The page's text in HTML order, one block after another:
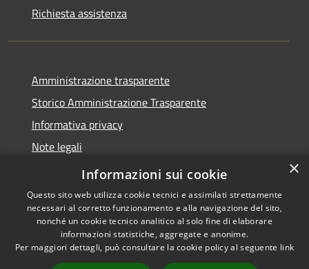
Richiesta assistenza
Amministrazione trasparente
Storico Amministrazione Trasparente
Informativa privacy
Note legali
Dichiarazione di accessibilità
Accessibilità
Copyright © 2026 • Comune di
Castellalto • Powered by
×
Informazioni sui cookie
Questo sito web utilizza cookie tecnici e assimilati strettamente
necessari al corretto funzionamento e alla navigazione del sito,
nonché un cookie tecnico analitico al solo fine di elaborare
informazioni statistiche, aggregate e anonime.
Per maggiori dettagli, può consultare la cookie policy al seguente link